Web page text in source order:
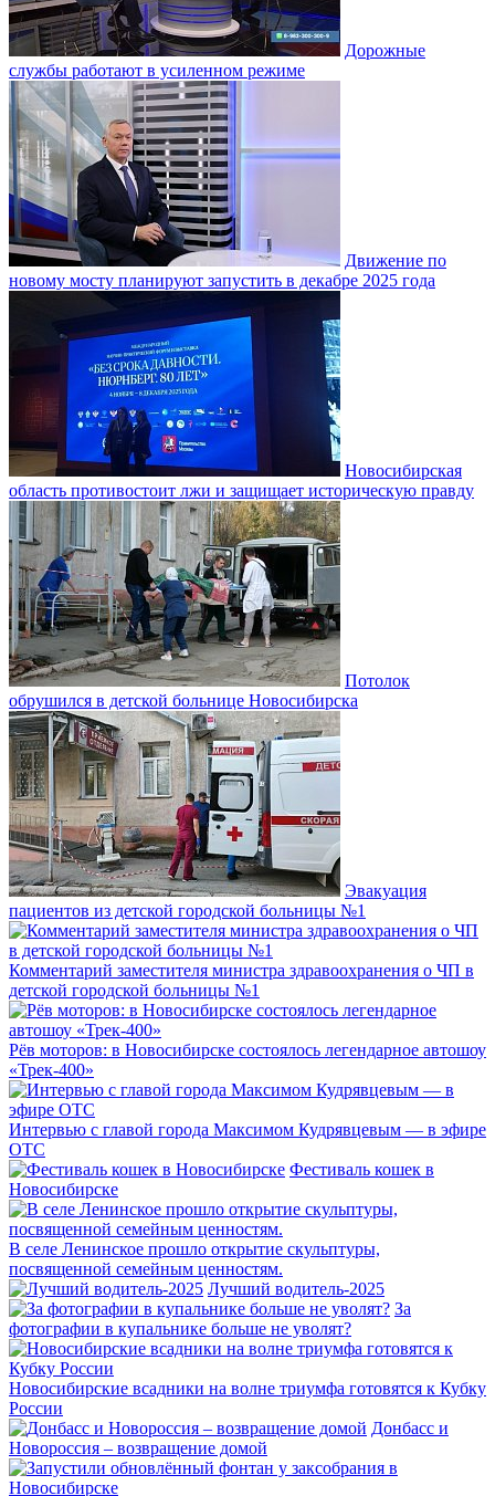
Дорожные
службы работают в усиленном режиме
Движение по
новому мосту планируют запустить в декабре 2025 года
Новосибирская
область противостоит лжи и защищает историческую правду
Потолок
обрушился в детской больнице Новосибирска
Эвакуация
пациентов из детской городской больницы №1
Комментарий заместителя министра здравоохранения о ЧП в
детской городской больницы №1
Рёв моторов: в Новосибирске состоялось легендарное автошоу
«Трек-400»
Интервью с главой города Максимом Кудрявцевым — в эфире
ОТС
Фестиваль кошек в
Новосибирске
В селе Ленинское прошло открытие скульптуры,
посвященной семейным ценностям.
Лучший водитель-2025
За
фотографии в купальнике больше не уволят?
Новосибирские всадники на волне триумфа готовятся к Кубку
России
Донбасс и
Новороссия – возвращение домой